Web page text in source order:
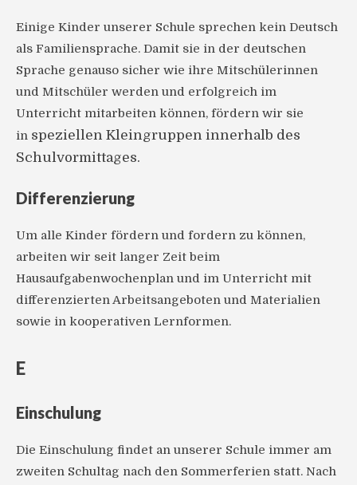
Einige Kinder unserer Schule sprechen kein Deutsch
als Familiensprache. Damit sie in der deutschen
Sprache genauso sicher wie ihre Mitschülerinnen
und Mitschüler werden und erfolgreich im
Unterricht mitarbeiten können, fördern wir sie
in speziellen Kleingruppen innerhalb des
Schulvormittages.
Differenzierung
Um alle Kinder fördern und fordern zu können,
arbeiten wir seit langer Zeit beim
Hausaufgabenwochenplan und im Unterricht mit
differenzierten Arbeitsangeboten und Materialien
sowie in kooperativen Lernformen.
E
Einschulung
Die Einschulung findet an unserer Schule immer am
zweiten Schultag nach den Sommerferien statt. Nach